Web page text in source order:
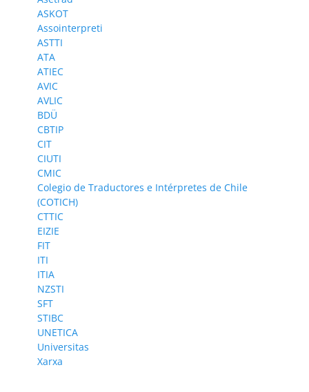
ASKOT
Assointerpreti
ASTTI
ATA
ATIEC
AVIC
AVLIC
BDÜ
CBTIP
CIT
CIUTI
CMIC
Colegio de Traductores e Intérpretes de Chile
(COTICH)
CTTIC
EIZIE
FIT
ITI
ITIA
NZSTI
SFT
STIBC
UNETICA
Universitas
Xarxa